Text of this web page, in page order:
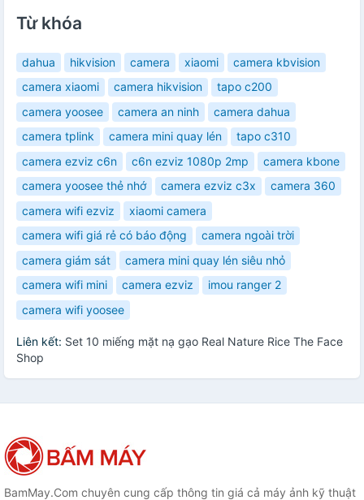
Từ khóa
dahua hikvision camera xiaomi
camera kbvision
camera xiaomi
camera hikvision
tapo c200
camera yoosee
camera an ninh
camera dahua
camera tplink
camera mini quay lén
tapo c310
camera ezviz c6n
c6n ezviz 1080p 2mp
camera kbone
camera yoosee thẻ nhớ
camera ezviz c3x
camera 360
camera wifi ezviz
xiaomi camera
camera wifi giá rẻ có báo động
camera ngoài trời
camera giám sát
camera mini quay lén siêu nhỏ
camera wifi mini
camera ezviz
imou ranger 2
camera wifi yoosee
Liên kết: Set 10 miếng mặt nạ gạo Real Nature Rice The Face
Shop
BamMay.Com chuyên cung cấp thông tin giá cả máy ảnh kỹ thuật